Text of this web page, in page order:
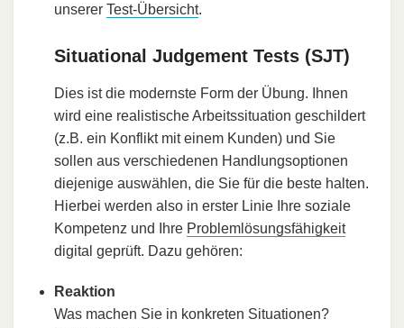
unserer Test-Übersicht.
Situational Judgement Tests (SJT)
Dies ist die modernste Form der Übung. Ihnen
wird eine realistische Arbeitssituation geschildert
(z.B. ein Konflikt mit einem Kunden) und Sie
sollen aus verschiedenen Handlungsoptionen
diejenige auswählen, die Sie für die beste halten.
Hierbei werden also in erster Linie Ihre soziale
Kompetenz und Ihre Problemlösungsfähigkeit
digital geprüft. Dazu gehören:
Reaktion
Was machen Sie in konkreten Situationen?